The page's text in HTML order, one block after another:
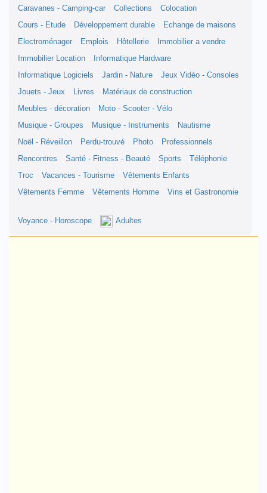
Caravanes - Camping-car
Collections
Colocation
Cours - Etude
Développement durable
Echange de maisons
Electroménager
Emplois Hôtellerie
Immobilier a vendre
Immobilier Location
Informatique Hardware
Informatique Logiciels
Jardin - Nature
Jeux Vidéo - Consoles
Jouets - Jeux
Livres
Matériaux de construction
Meubles - décoration
Moto - Scooter - Vélo
Musique - Groupes
Musique - Instruments
Nautisme
Noël - Réveillon
Perdu-trouvé Photo
Professionnels
Rencontres
Santé - Fitness - Beauté Sports
Téléphonie
Troc
Vacances - Tourisme
Vêtements Enfants
Vêtements Femme
Vêtements Homme Vins et Gastronomie
Voyance - Horoscope Adultes